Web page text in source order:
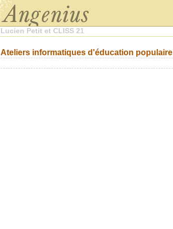
Lucien Petit et CLISS 21
Ateliers informatiques d'éducation populaire